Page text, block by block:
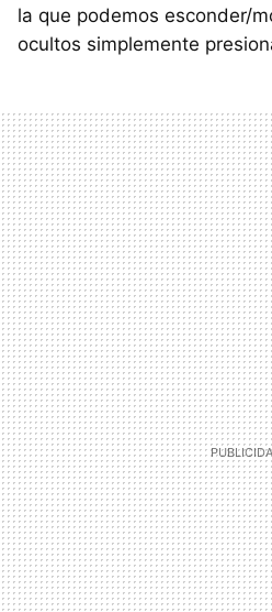
la que podemos esconder/
ocultos simplemente